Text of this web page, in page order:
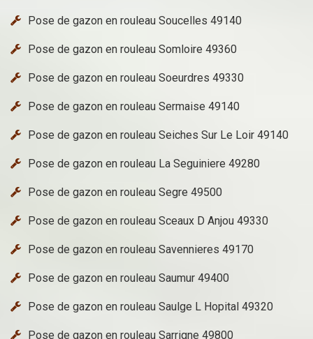
Pose de gazon en rouleau Soucelles 49140
Pose de gazon en rouleau Somloire 49360
Pose de gazon en rouleau Soeurdres 49330
Pose de gazon en rouleau Sermaise 49140
Pose de gazon en rouleau Seiches Sur Le Loir 49140
Pose de gazon en rouleau La Seguiniere 49280
Pose de gazon en rouleau Segre 49500
Pose de gazon en rouleau Sceaux D Anjou 49330
Pose de gazon en rouleau Savennieres 49170
Pose de gazon en rouleau Saumur 49400
Pose de gazon en rouleau Saulge L Hopital 49320
Pose de gazon en rouleau Sarrigne 49800